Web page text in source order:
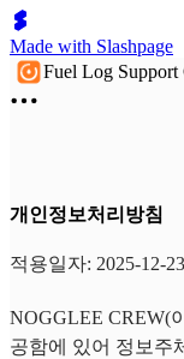
Made with Slashpage
Fuel Log Support
개인정보처리방침
적용일자: 2025-12-23
NOGGLEE CREW(
공함에 있어 정보주